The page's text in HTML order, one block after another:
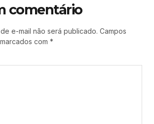
comentário
e-mail não será publicado. Campos
com *